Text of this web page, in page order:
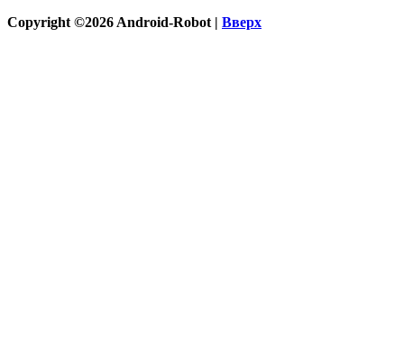
Copyright ©2026 Android-Robot | Вверх